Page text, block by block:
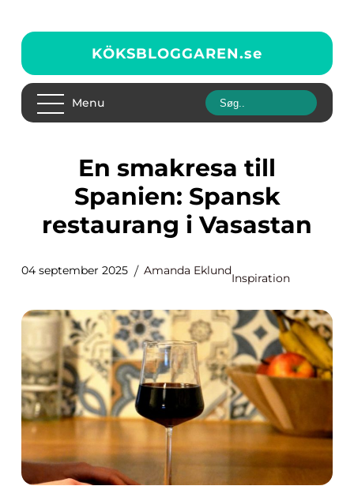
KÖKSBLOGGAREN.se
Menu
En smakresa till
Spanien: Spansk
restaurang i Vasastan
04 september 2025 Amanda Eklund
Inspiration